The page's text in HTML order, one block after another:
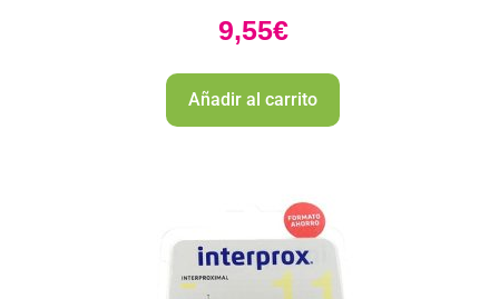
9,55€
Añadir al carrito